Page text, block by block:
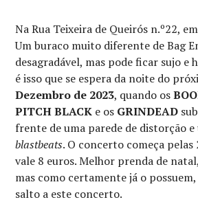
Na Rua Teixeira de Queirós n.º22,
Um buraco muito diferente de Bag
desagradável, mas pode ficar sujo e
é isso que se espera da noite do
Dezembro de 2023, quando os
PITCH BLACK e os GRINDEAD
frente de uma parede de distorção
blastbeats. O concerto começa
vale 8 euros. Melhor prenda de
mas como certamente já o
salto a este concerto.